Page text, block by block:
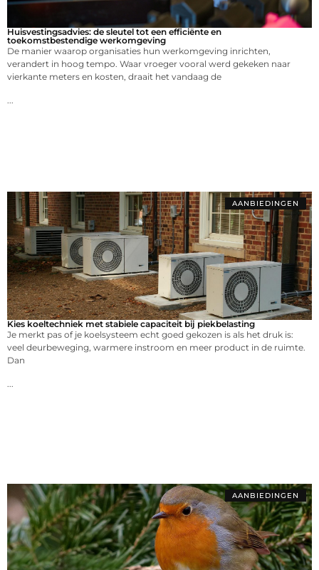
Huisvestingsadvies: de sleutel tot een efficiënte en
toekomstbestendige werkomgeving
De manier waarop organisaties hun werkomgeving inrichten,
verandert in hoog tempo. Waar vroeger vooral werd gekeken naar
vierkante meters en kosten, draait het vandaag de
AANBIEDINGEN
Kies koeltechniek met stabiele capaciteit bij piekbelasting
Je merkt pas of je koelsysteem echt goed gekozen is als het druk is:
veel deurbeweging, warmere instroom en meer product in de ruimte.
Dan
AANBIEDINGEN